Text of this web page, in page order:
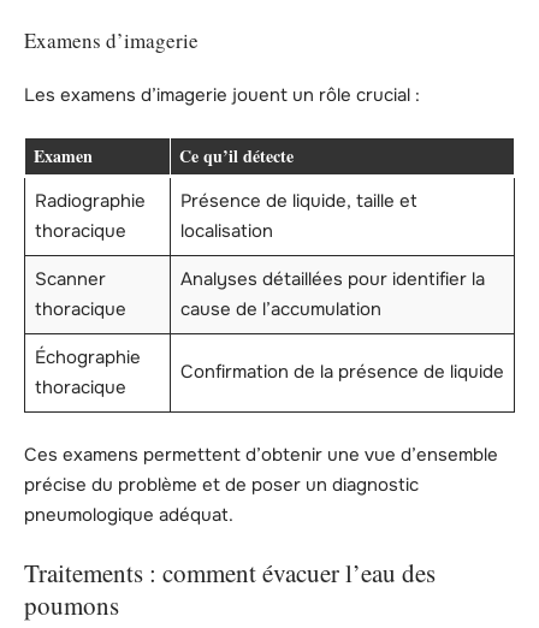
Examens d’imagerie
Les examens d’imagerie jouent un rôle crucial :
Examen Ce qu’il détecte
Radiographie
thoracique
Présence de liquide, taille et
localisation
Scanner
thoracique
Analyses détaillées pour identifier la
cause de l’accumulation
Échographie
thoracique
Confirmation de la présence de liquide
Ces examens permettent d’obtenir une vue d’ensemble
précise du problème et de poser un diagnostic
pneumologique adéquat.
Traitements : comment évacuer l’eau des
poumons